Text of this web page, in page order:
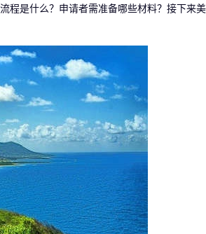
程是什么？申请者需准备哪些材料？接下来